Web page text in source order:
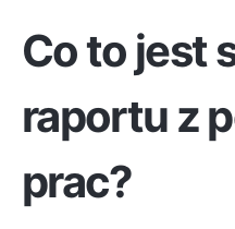
Co to jest
raportu z
prac?